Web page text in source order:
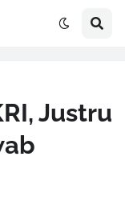
Justru